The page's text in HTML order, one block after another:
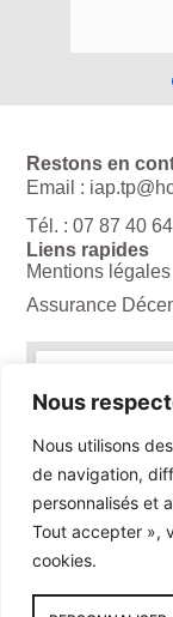
Nous
Nous utilisons
de navigation,
personnalisés et
Tout accepter »,
cookies.
Merci à
Restons en
Email :
Tél. : 07 87 40
Liens rapides
Mentions légales
Assurance